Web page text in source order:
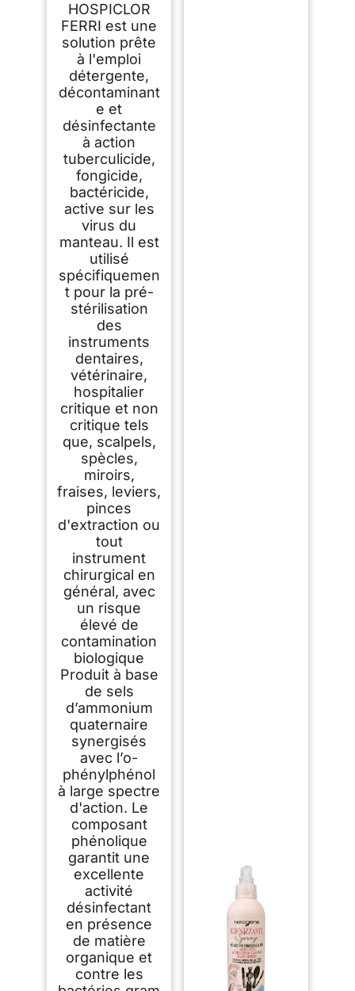
dispositifs médicaux
à base de chlorure
de benzalkonium
Flacon de 1 litre
HOSPICLOR FERRI
HOSPICLOR
FERRI est une
solution prête
à l'emploi
détergente,
décontaminant
e et
désinfectante
à action
tuberculicide,
fongicide,
bactéricide,
active sur les
virus du
manteau. Il est
utilisé
spécifiquemen
t pour la pré-
stérilisation
des
instruments
dentaires,
vétérinaire,
hospitalier
critique et non
critique tels
que, scalpels,
spècles,
miroirs,
fraises, leviers,
pinces
d'extraction ou
tout
instrument
chirurgical en
général, avec
un risque
élevé de
contamination
biologique
Produit à base
de sels
d’ammonium
quaternaire
synergisés
avec l’o-
phénylphénol
à large spectre
d'action. Le
composant
phénolique
garantit une
excellente
activité
désinfectant
en présence
de matière
organique et
contre les